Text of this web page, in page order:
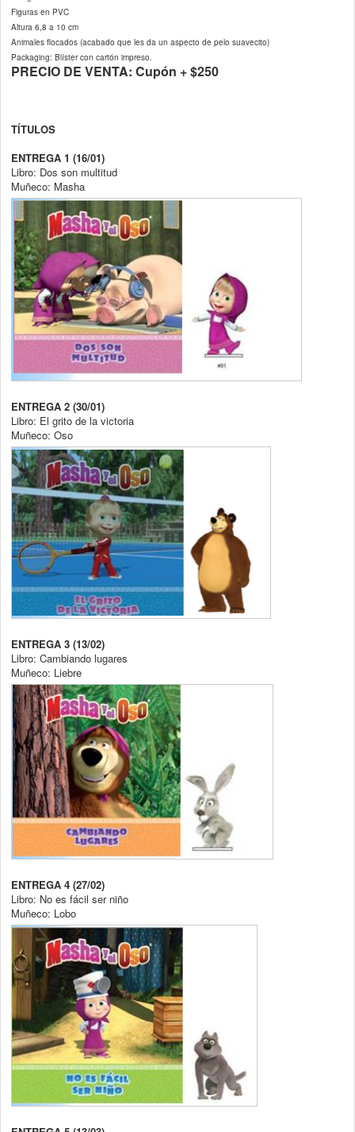
Figuras en PVC
Altura 6,8 a 10 cm
Animales flocados (acabado que les da un aspecto de pelo suavecito)
Packaging: Blíster con cartón impreso.
PRECIO DE VENTA: Cupón + $250
TÍTULOS
ENTREGA 1 (16/01)
Libro: Dos son multitud
Muñeco: Masha
ENTREGA 2 (30/01)
Libro: El grito de la victoria
Muñeco: Oso
ENTREGA 3 (13/02)
Libro: Cambiando lugares
Muñeco: Liebre
ENTREGA 4 (27/02)
Libro: No es fácil ser niño
Muñeco: Lobo